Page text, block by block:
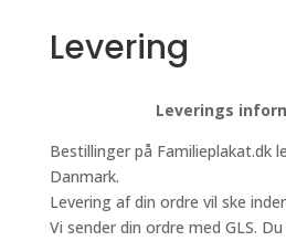
Levering
Leverings
Bestillinger på Familieplakat.dk
Danmark.
Levering af din ordre vil ske
Vi sender din ordre med GLS.